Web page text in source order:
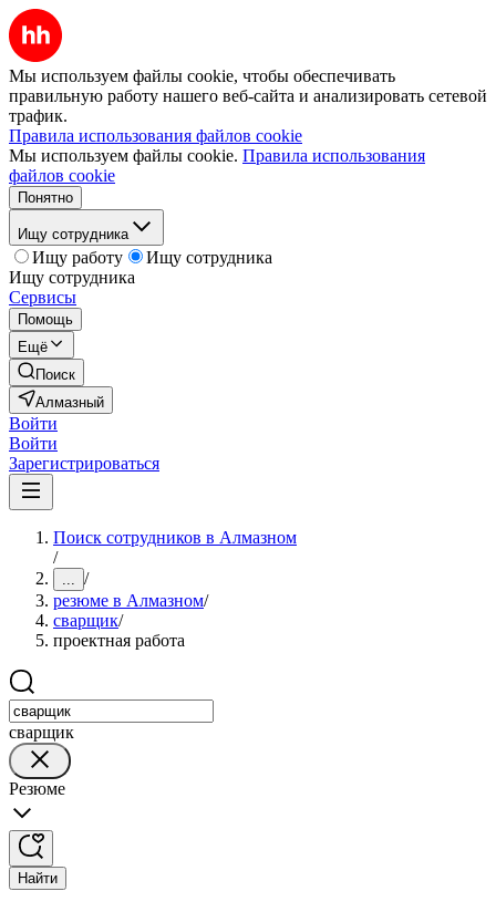
Мы используем файлы cookie, чтобы обеспечивать
правильную работу нашего веб-сайта и анализировать сетевой
трафик.
Правила использования файлов cookie
Мы используем файлы cookie. Правила использования
файлов cookie
Понятно
Ищу сотрудника
Ищу работу
Ищу сотрудника
Ищу сотрудника
Сервисы
Помощь
Ещё
Поиск
Алмазный
Войти
Войти
Зарегистрироваться
Поиск сотрудников в Алмазном
/
... /
резюме в Алмазном/
сварщик/
проектная работа
сварщик
Резюме
Найти